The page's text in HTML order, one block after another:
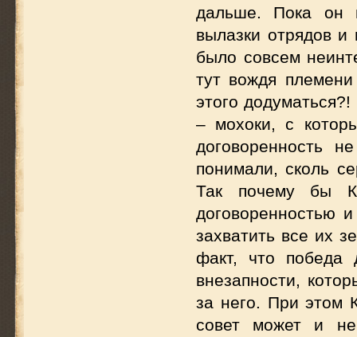
дальше. Пока он
вылазки отрядов
было совсем
тут вождя
этого
– мохоки, с
договоренность
понимали, сколь
Так почему бы
договоренностью
захватить все их
факт, что победа
внезапности,
за него. При этом
совет может и